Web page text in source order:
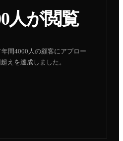
人が閲覧
間4000人の顧客にアプロー
えを達成しました。